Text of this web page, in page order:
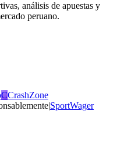
análisis de apuestas y
peruano.
CCrashZone
|SportWager